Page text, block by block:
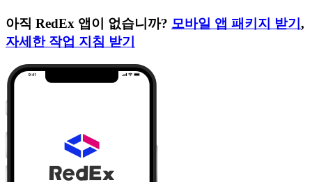
아직 RedEx 앱이 없습니까? 모바일 앱 패키지 받기 ,
자세한 작업 지침 받기